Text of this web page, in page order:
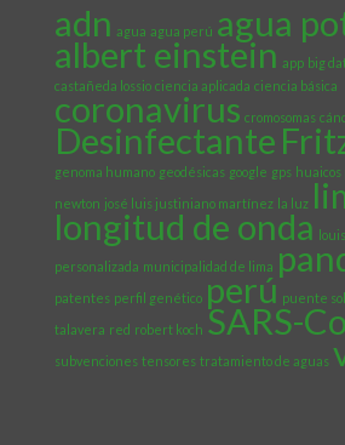
adn agua agua perú agua
albert einstein app big
castañeda lossio ciencia aplicada ciencia básica
coronavirus cromosomas
Desinfectante
genoma humano geodésicas google gps
newton josé luis justiniano martínez la luz
longitud de onda
personalizada municipalidad de lima
patentes perfil genético perú puente
talavera red robert koch SARS-
subvenciones tensores tratamiento de aguas